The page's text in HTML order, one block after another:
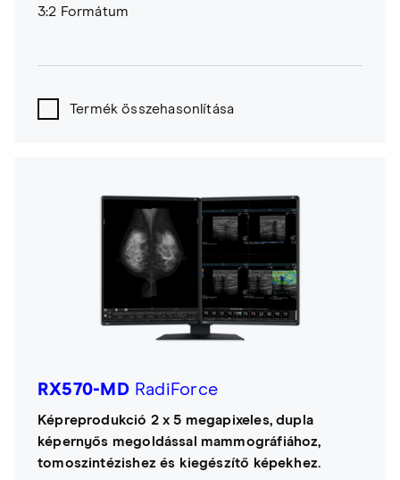
3:2 Formátum
Termék összehasonlítása
RX570-MD RadiForce
Képreprodukció 2 x 5 megapixeles, dupla
képernyős megoldással mammográfiához,
tomoszintézishez és kiegészítő képekhez.